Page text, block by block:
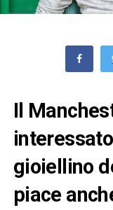
Il
gioiellino
piace